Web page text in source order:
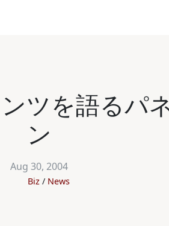
ツを語るパ
ン
Aug 30, 2004
Biz News